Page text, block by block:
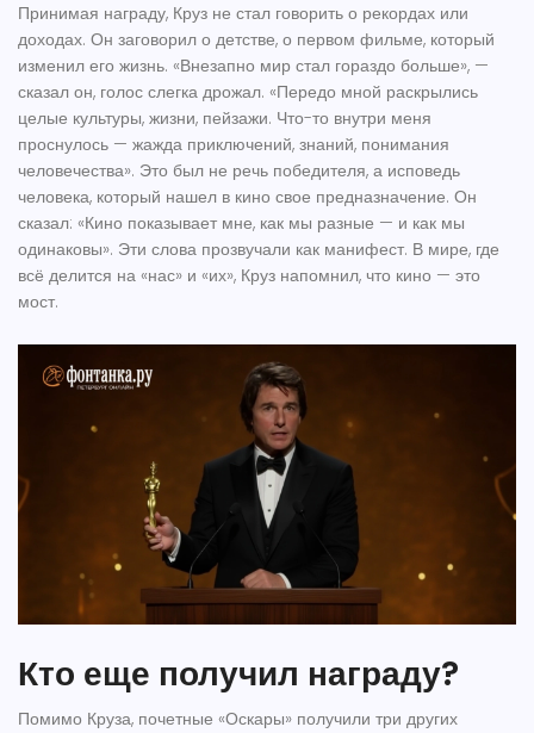
Принимая награду, Круз не стал говорить о рекордах или
доходах. Он заговорил о детстве, о первом фильме, который
изменил его жизнь. «Внезапно мир стал гораздо больше», —
сказал он, голос слегка дрожал. «Передо мной раскрылись
целые культуры, жизни, пейзажи. Что-то внутри меня
проснулось — жажда приключений, знаний, понимания
человечества». Это был не речь победителя, а исповедь
человека, который нашел в кино свое предназначение. Он
сказал: «Кино показывает мне, как мы разные — и как мы
одинаковы». Эти слова прозвучали как манифест. В мире, где
всё делится на «нас» и «их», Круз напомнил, что кино — это
мост.
Кто еще получил награду?
Помимо Круза, почетные «Оскары» получили три других